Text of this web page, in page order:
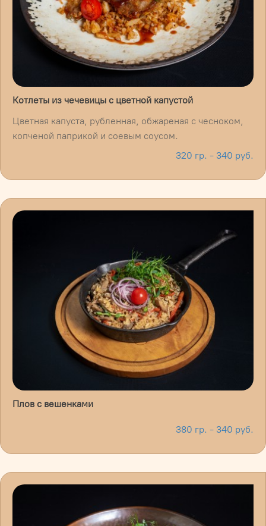
Котлеты из чечевицы с цветной капустой
Цветная капуста, рубленная, обжареная с чесноком,
копченой паприкой и соевым соусом.
320 гр. - 340 руб.
Плов с вешенками
380 гр. - 340 руб.